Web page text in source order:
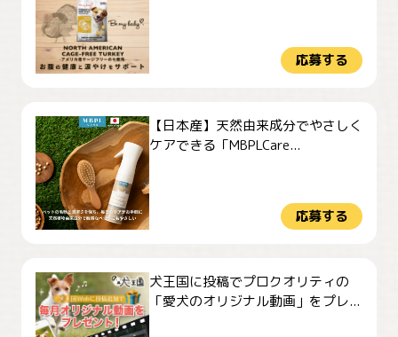
応募する
【日本産】天然由来成分でやさしく
ケアできる「MBPLCare...
応募する
犬王国に投稿でプロクオリティの
「愛犬のオリジナル動画」をプレ...